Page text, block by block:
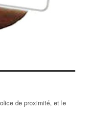
de proximité, et le